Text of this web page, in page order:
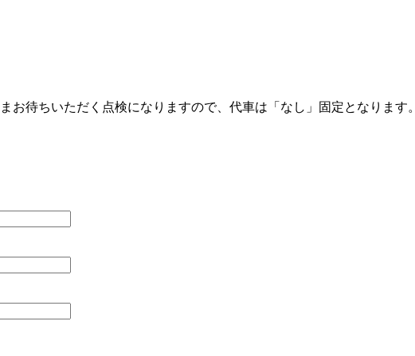
お待ちいただく点検になりますので、代車は「なし」固定となります。